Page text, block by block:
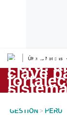
Últimas Noticias
Lo último
Peru Quiosco
GESTION > PERU